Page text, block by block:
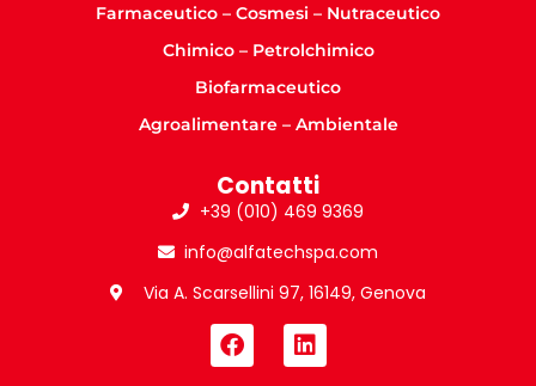
Farmaceutico – Cosmesi – Nutraceutico
Chimico – Petrolchimico
Biofarmaceutico
Agroalimentare – Ambientale
Contatti
+39 (010) 469 9369
info@alfatechspa.com
Via A. Scarsellini 97, 16149, Genova